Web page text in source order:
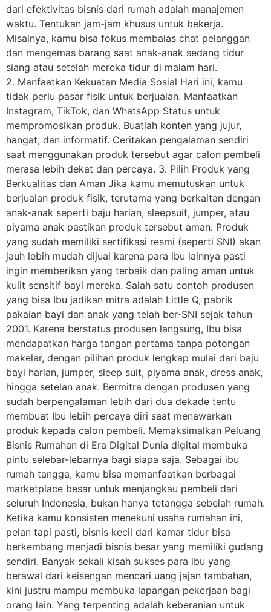
dari efektivitas bisnis dari rumah adalah manajemen
waktu. Tentukan jam-jam khusus untuk bekerja.
Misalnya, kamu bisa fokus membalas chat pelanggan
dan mengemas barang saat anak-anak sedang tidur
siang atau setelah mereka tidur di malam hari.
2. Manfaatkan Kekuatan Media Sosial Hari ini, kamu
tidak perlu pasar fisik untuk berjualan. Manfaatkan
Instagram, TikTok, dan WhatsApp Status untuk
mempromosikan produk. Buatlah konten yang jujur,
hangat, dan informatif. Ceritakan pengalaman sendiri
saat menggunakan produk tersebut agar calon pembeli
merasa lebih dekat dan percaya. 3. Pilih Produk yang
Berkualitas dan Aman Jika kamu memutuskan untuk
berjualan produk fisik, terutama yang berkaitan dengan
anak-anak seperti baju harian, sleepsuit, jumper, atau
piyama anak pastikan produk tersebut aman. Produk
yang sudah memiliki sertifikasi resmi (seperti SNI) akan
jauh lebih mudah dijual karena para ibu lainnya pasti
ingin memberikan yang terbaik dan paling aman untuk
kulit sensitif bayi mereka. Salah satu contoh produsen
yang bisa Ibu jadikan mitra adalah Little Q, pabrik
pakaian bayi dan anak yang telah ber-SNI sejak tahun
2001. Karena berstatus produsen langsung, Ibu bisa
mendapatkan harga tangan pertama tanpa potongan
makelar, dengan pilihan produk lengkap mulai dari baju
bayi harian, jumper, sleep suit, piyama anak, dress anak,
hingga setelan anak. Bermitra dengan produsen yang
sudah berpengalaman lebih dari dua dekade tentu
membuat Ibu lebih percaya diri saat menawarkan
produk kepada calon pembeli. Memaksimalkan Peluang
Bisnis Rumahan di Era Digital Dunia digital membuka
pintu selebar-lebarnya bagi siapa saja. Sebagai ibu
rumah tangga, kamu bisa memanfaatkan berbagai
marketplace besar untuk menjangkau pembeli dari
seluruh Indonesia, bukan hanya tetangga sebelah rumah.
Ketika kamu konsisten menekuni usaha rumahan ini,
pelan tapi pasti, bisnis kecil dari kamar tidur bisa
berkembang menjadi bisnis besar yang memiliki gudang
sendiri. Banyak sekali kisah sukses para ibu yang
berawal dari keisengan mencari uang jajan tambahan,
kini justru mampu membuka lapangan pekerjaan bagi
orang lain. Yang terpenting adalah keberanian untuk